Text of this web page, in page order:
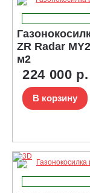
ZR Radar
м2
224 000 р.
В корзину